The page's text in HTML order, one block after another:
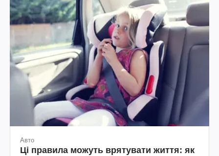
Авто
Ці правила можуть врятувати життя: як